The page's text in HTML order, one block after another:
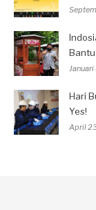
Hari
Yes!
April